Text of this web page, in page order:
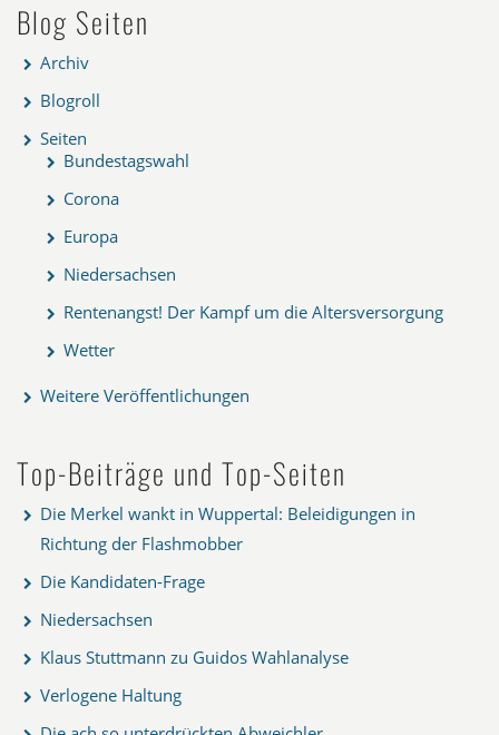
Blog Seiten
Archiv
Blogroll
Seiten
Bundestagswahl
Corona
Europa
Niedersachsen
Rentenangst! Der Kampf um die Altersversorgung
Wetter
Weitere Veröffentlichungen
Top-Beiträge und Top-Seiten
Die Merkel wankt in Wuppertal: Beleidigungen in
Richtung der Flashmobber
Die Kandidaten-Frage
Niedersachsen
Klaus Stuttmann zu Guidos Wahlanalyse
Verlogene Haltung